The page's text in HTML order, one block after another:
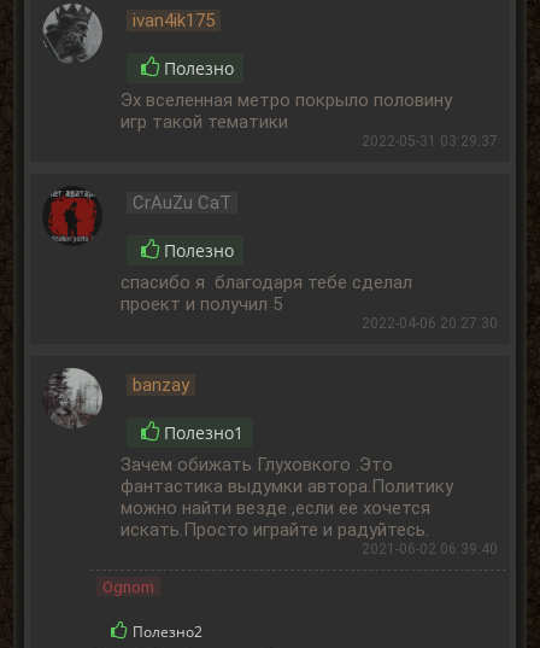
ivan4ik175
Полезно
Эх вселенная метро покрыло половину
игр такой тематики
2022-05-31 03:29:37
CrAuZu CaT
Полезно
спасибо я благодаря тебе сделал
проект и получил 5
2022-04-06 20:27:30
banzay
Полезно1
Зачем обижать Глуховкого .Это
фантастика выдумки автора.Политику
можно найти везде ,если ее хочется
искать.Просто играйте и радуйтесь.
2021-06-02 06:39:40
Ognom
Полезно2